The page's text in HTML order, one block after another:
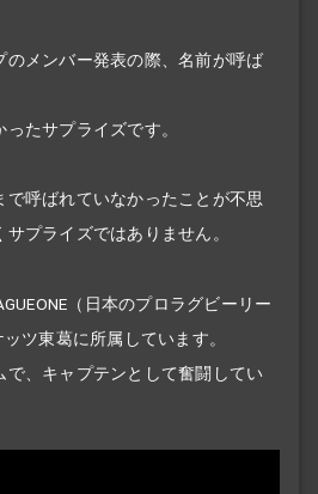
のメンバー発表の際、名前が呼ば
たサプライズです。
で呼ばれていなかったことが不思
プライズではありません。
ONE（日本のプロラグビーリー
ツ東葛に所属しています。
で、キャプテンとして奮闘してい